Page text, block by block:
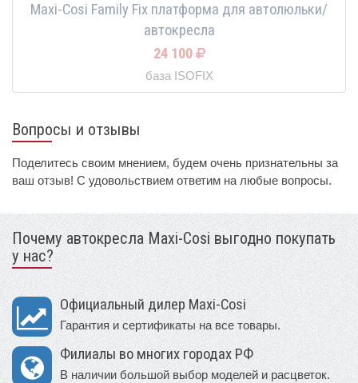
Maxi-Cosi Family Fix платформа для автолюльки/
автокресла
24 100
база ISOFIX
Вопросы и отзывы
Поделитесь своим мнением, будем очень признательны за
ваш отзыв! С удовольствием ответим на любые вопросы.
Почему автокресла Maxi-Cosi выгодно покупать
у нас?
Официальный дилер Maxi-Cosi
Гарантия и сертификаты на все товары.
Филиалы во многих городах РФ
В наличии большой выбор моделей и расцветок.